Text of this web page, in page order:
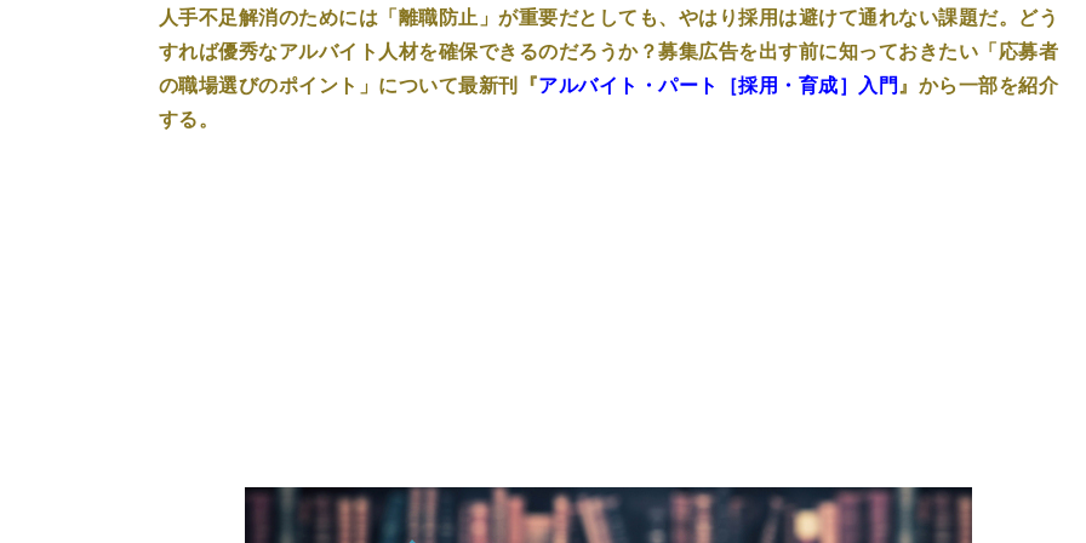
人手不足解消のためには「離職防止」が重要だとしても、やはり採用は避けて通れない課題だ。どう
すれば優秀なアルバイト人材を確保できるのだろうか？募集広告を出す前に知っておきたい「応募者
の職場選びのポイント」について最新刊『アルバイト・パート［採用・育成］入門 』から一部を紹介
する。